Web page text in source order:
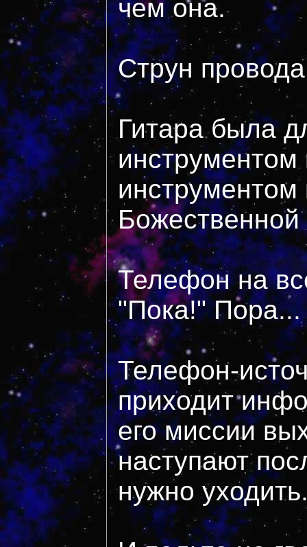
чем она.
Струн
Гитара была
инструментом
инструментом
Телефон на
"Пока!" Пора...
Телефон-
приходит
его миссии
наступают
нужно